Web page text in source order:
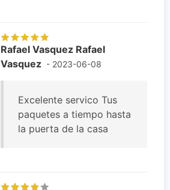
Rafael Vasquez Rafael
Vasquez - 2023-06-08
Excelente servico Tus
paquetes a tiempo hasta
la puerta de la casa